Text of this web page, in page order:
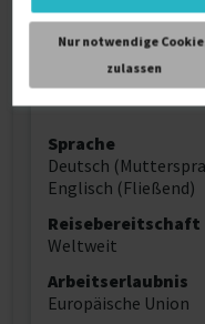
Nur notwendige
zulassen
Hands on Hilfe bei
Persönliche Daten
Sprache
Deutsch
Englisch (Fließend)
Reisebereitschaft
Weltweit
Arbeitserlaubnis
Europäische Union